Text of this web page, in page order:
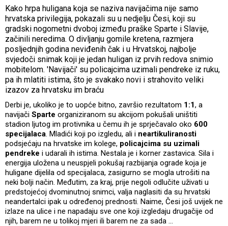
Kako hrpa huligana koja se naziva navijačima nije samo
hrvatska privilegija, pokazali su u nedjelju Česi, koji su
gradski nogometni dvoboj između praške Sparte i Slavije,
začinili neredima. O divljanju gomile kretena, razmjera
posljednjih godina neviđenih čak i u Hrvatskoj, najbolje
svjedoči snimak koji je jedan huligan iz prvih redova snimio
mobitelom. 'Navijači' su policajcima uzimali pendreke iz ruku,
pa ih mlatiti istima, što je svakako novi i strahovito veliki
izazov za hrvatsku im braću
Derbi je, ukoliko je to uopće bitno, završio rezultatom 1:1, a
navijači Sparte organiziranom su akcijom pokušali uništiti
stadion ljutog im protivnika u čemu ih je sprječavalo oko 600
specijalaca. Mladići koji po izgledu, ali i neartikuliranosti
podsjećaju na hrvatske im kolege, policajcima su uzimali
pendreke i udarali ih istima. Nestala je i korner zastavica. Sila i
energija uložena u neuspjeli pokušaj razbijanja ograde koja je
huligane dijelila od specijalaca, zasigurno se mogla utrošiti na
neki bolji način. Međutim, za kraj, prije negoli odlučite uživati u
predstojećoj dvominutnoj snimci, valja naglasiti da su hrvatski
neandertalci ipak u određenoj prednosti. Naime, Česi još uvijek ne
izlaze na ulice i ne napadaju sve one koji izgledaju drugačije od
njih, barem ne u tolikoj mjeri ili barem ne za sada ...